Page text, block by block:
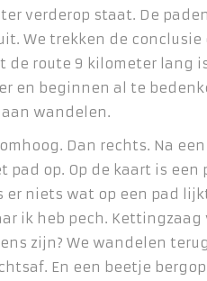
verderop staat. De
We trekken de
de route 9 kilometer lang
en beginnen al te
wandelen.
Dan rechts. Na
pad op. Op de kaart is een
er niets wat op een pad
ik heb pech. Kettingzaag
zijn? We wandelen
En een beetje